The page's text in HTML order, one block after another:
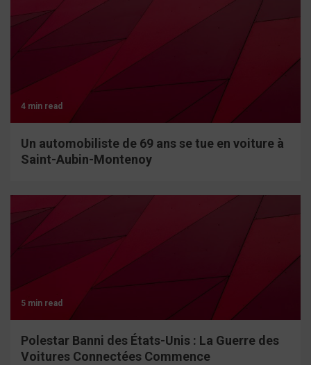
4 min read
Un automobiliste de 69 ans se tue en voiture à
Saint-Aubin-Montenoy
5 min read
Polestar Banni des États-Unis : La Guerre des
Voitures Connectées Commence